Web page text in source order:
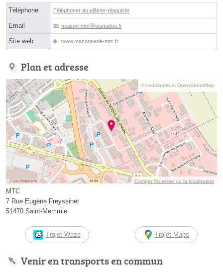
Téléphone Téléphoner au plâtrier-plaquiste
Email maison-mtcⓐwanadoo.fr
Site web www.maconnerie-mtc.fr
Plan et adresse
© contributeurs OpenStreetMap
Corriger l’adresse ou la localisation
MTC
7 Rue Eugène Freyssinet
51470 Saint-Memmie
Trajet Waze Trajet Maps
Venir en transports en commun